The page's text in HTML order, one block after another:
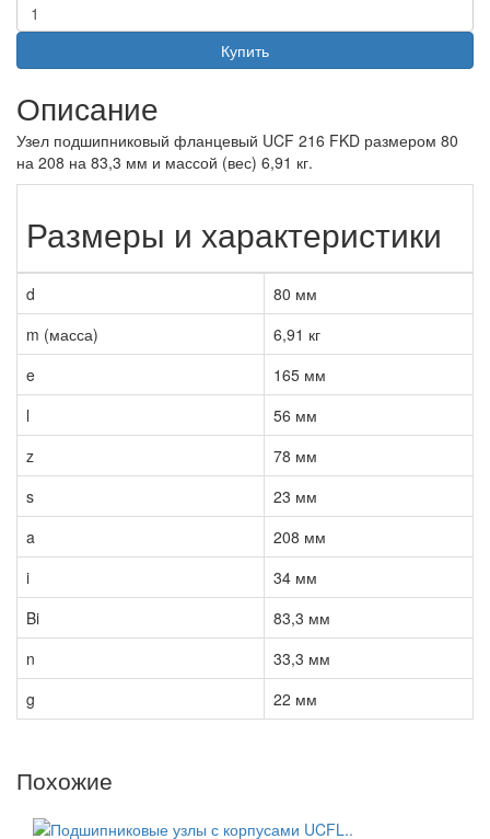
Купить
Описание
Узел подшипниковый фланцевый UCF 216 FKD размером 80
на 208 на 83,3 мм и массой (вес) 6,91 кг.
Размеры и характеристики
d
80 мм
m (масса)
6,91 кг
e
165 мм
l
56 мм
z
78 мм
s
23 мм
a
208 мм
i
34 мм
Bi
83,3 мм
n
33,3 мм
g
22 мм
Похожие